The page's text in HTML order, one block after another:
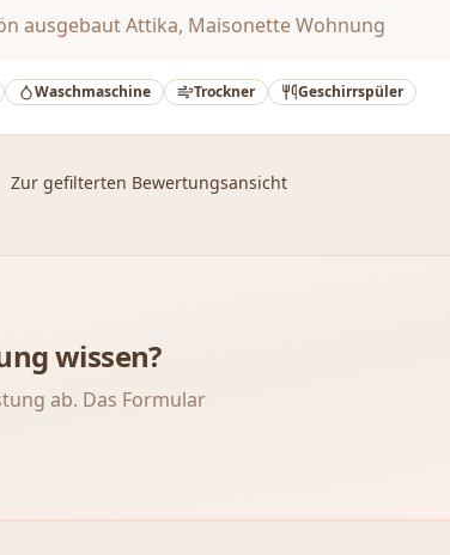
ausgebaut Attika, Maisonette Wohnung
Waschmaschine Trockner Geschirrspüler
Zur gefilterten Bewertungsansicht
wissen?
ab. Das Formular